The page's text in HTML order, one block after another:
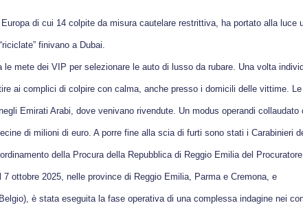
Europa di cui 14 colpite da misura cautelare restrittiva, ha portato alla luce
finivano a Dubai.
mete dei VIP per selezionare le auto di lusso da rubare. Una volta
ai complici di colpire con calma, anche presso i domicili delle vittime. Le
Emirati Arabi, dove venivano rivendute. Un modus operandi collaudato
di milioni di euro. A porre fine alla scia di furti sono stati i Carabinieri
della Procura della Repubblica di Reggio Emilia del Procuratore
ottobre 2025, nelle province di Reggio Emilia, Parma e Cremona, e
è stata eseguita la fase operativa di una complessa indagine nei